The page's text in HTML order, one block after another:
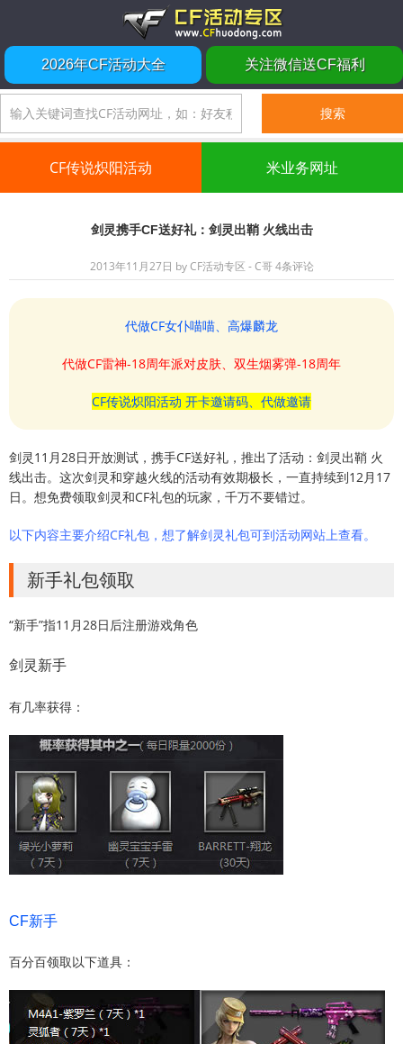
2026年CF活动大全 关注微信送CF福利
CF传说炽阳活动 米业务网址
剑灵携手CF送好礼：剑灵出鞘 火线出击
2013年11月27日 byCF活动专区 - C哥 4条评论
代做CF女仆喵喵、高爆麟龙
代做CF雷神-18周年派对皮肤、双生烟雾弹-18周年
CF传说炽阳活动 开卡邀请码、代做邀请
剑灵11月28日开放测试，携手CF送好礼，推出了活动：剑灵出鞘 火
线出击。这次剑灵和穿越火线的活动有效期极长，一直持续到12月17
日。想免费领取剑灵和CF礼包的玩家，千万不要错过。
以下内容主要介绍CF礼包，想了解剑灵礼包可到活动网站上查看。
新手礼包领取
“新手”指11月28日后注册游戏角色
剑灵新手
有几率获得：
CF新手
百分百领取以下道具：